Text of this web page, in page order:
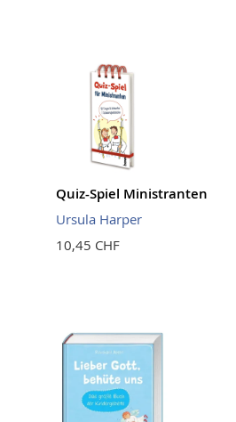
Quiz-Spiel Ministranten
Ursula Harper
10,45 CHF